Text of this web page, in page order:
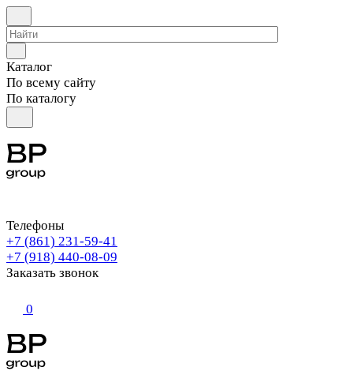
Каталог
По всему сайту
По каталогу
Телефоны
+7 (861) 231-59-41
+7 (918) 440-08-09
Заказать звонок
0